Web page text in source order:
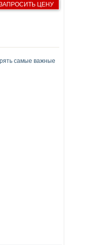
ЦЕНУ
самые важные